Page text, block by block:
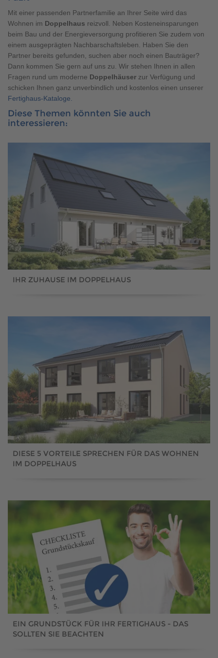
Mit einer passenden Partnerfamilie an Ihrer Seite wird das
Wohnen im Doppelhaus reizvoll. Neben Kosteneinsparungen
beim Bau und der Energieversorgung profitieren Sie zudem von
einem ausgeprägten Nachbarschaftsleben. Haben Sie den
Partner bereits gefunden, suchen aber noch einen Bauträger?
Dann kommen Sie gern auf uns zu. Wir stehen Ihnen in allen
Fragen rund um moderne Doppelhäuser zur Verfügung und
schicken Ihnen ganz unverbindlich und kostenlos einen unserer
Fertighaus-Kataloge.
Diese Themen könnten Sie auch
interessieren:
IHR ZUHAUSE IM DOPPELHAUS
DIESE 5 VORTEILE SPRECHEN FÜR DAS WOHNEN
IM DOPPELHAUS
EIN GRUNDSTÜCK FÜR IHR FERTIGHAUS - DAS
SOLLTEN SIE BEACHTEN